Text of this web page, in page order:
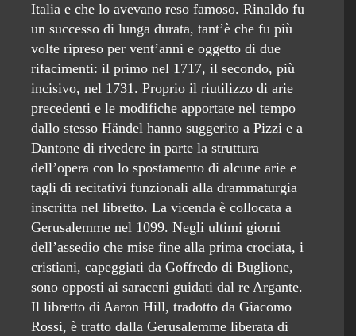
Italia e che lo avevano reso famoso. Rinaldo fu
un successo di lunga durata, tant’è che fu più
volte ripreso per vent’anni e oggetto di due
rifacimenti: il primo nel 1717, il secondo, più
incisivo, nel 1731. Proprio il riutilizzo di arie
precedenti e le modifiche apportate nel tempo
dallo stesso Händel hanno suggerito a Pizzi e a
Dantone di rivedere in parte la struttura
dell’opera con lo spostamento di alcune arie e
tagli di recitativi funzionali alla drammaturgia
inscritta nel libretto. La vicenda è collocata a
Gerusalemme nel 1099. Negli ultimi giorni
dell’assedio che mise fine alla prima crociata, i
cristiani, capeggiati da Goffredo di Buglione,
sono opposti ai saraceni guidati dal re Argante.
Il libretto di Aaron Hill, tradotto da Giacomo
Rossi, è tratto dalla Gerusalemme liberata di